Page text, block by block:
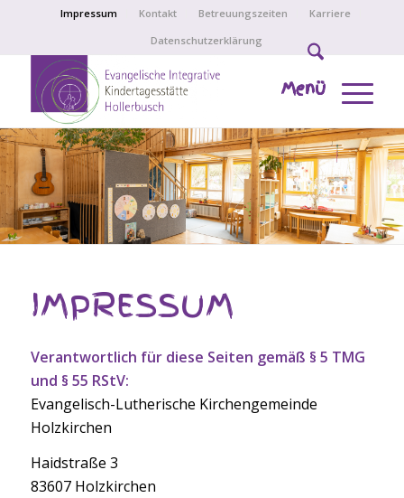
Impressum Kontakt Betreuungszeiten
Karriere
Datenschutzerklärung
Menü
IMPRESSUM
Verantwortlich für diese Seiten gemäß § 5 TMG
und § 55 RStV:
Evangelisch-Lutherische Kirchengemeinde
Holzkirchen
Haidstraße 3
83607 Holzkirchen